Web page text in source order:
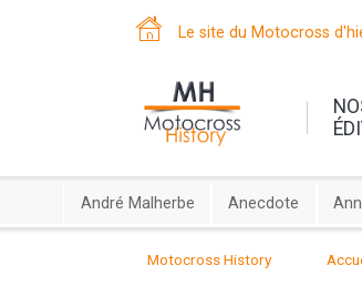
Le site du Motocross
André Malherbe Anecdote
Motocross History